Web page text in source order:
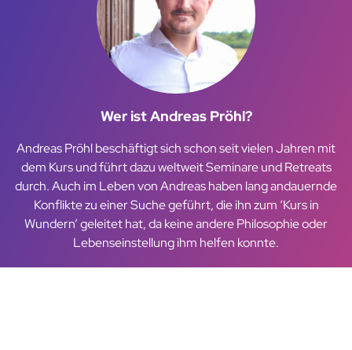
Wer ist Andreas Pröhl?
Andreas Pröhl beschäftigt sich schon seit vielen Jahren mit
dem Kurs und führt dazu weltweit Seminare und Retreats
durch. Auch im Leben von Andreas haben lang andauernde
Konflikte zu einer Suche geführt, die ihn zum ‘Kurs in
Wundern’ geleitet hat, da keine andere Philosophie oder
Lebenseinstellung ihm helfen konnte.